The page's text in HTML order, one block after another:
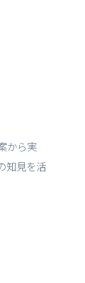
から実
知見を活